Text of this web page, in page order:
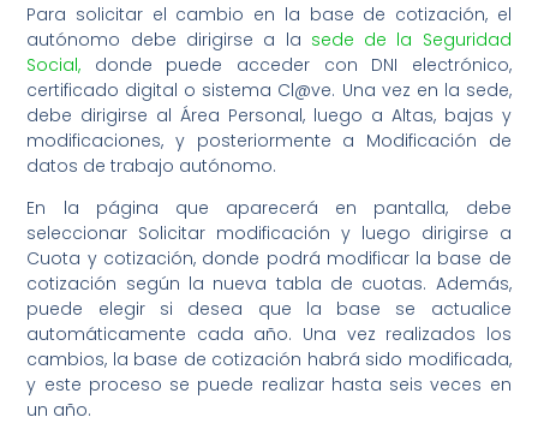
Para solicitar el cambio en la base de cotización, el
autónomo debe dirigirse a la sede de la Seguridad
Social, donde puede acceder con DNI electrónico,
certificado digital o sistema Cl@ve. Una vez en la sede,
debe dirigirse al Área Personal, luego a Altas, bajas y
modificaciones, y posteriormente a Modificación de
datos de trabajo autónomo.
En la página que aparecerá en pantalla, debe
seleccionar Solicitar modificación y luego dirigirse a
Cuota y cotización, donde podrá modificar la base de
cotización según la nueva tabla de cuotas. Además,
puede elegir si desea que la base se actualice
automáticamente cada año. Una vez realizados los
cambios, la base de cotización habrá sido modificada,
y este proceso se puede realizar hasta seis veces en
un año.